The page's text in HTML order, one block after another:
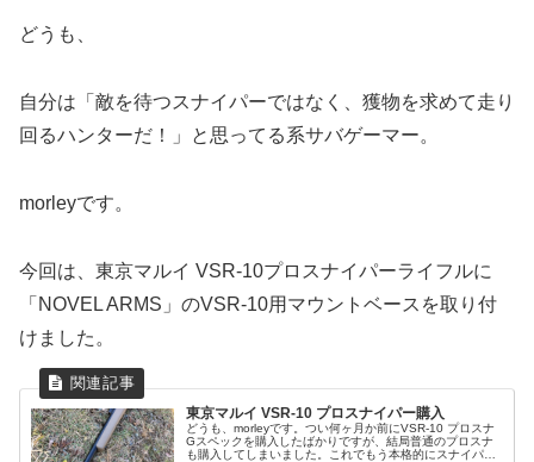
どうも、
自分は「敵を待つスナイパーではなく、獲物を求めて走り
回るハンターだ！」と思ってる系サバゲーマー。
morleyです。
今回は、東京マルイ VSR-10プロスナイパーライフルに
「NOVEL ARMS」のVSR-10用マウントベースを取り付
けました。
東京マルイ VSR-10 プロスナイパー購入
どうも、morleyです。つい何ヶ月か前にVSR-10 プロスナ
Gスペックを購入したばかりですが、結局普通のプロスナ
も購入してしまいました。これでもう本格的にスナイパー